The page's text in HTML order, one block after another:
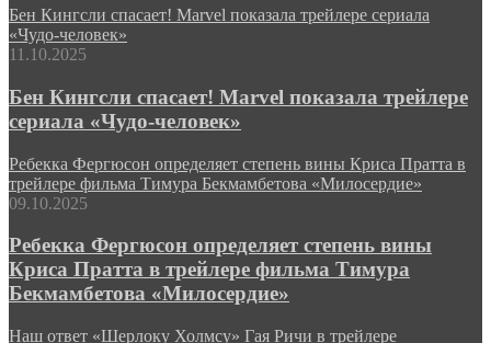
Бен Кингсли спасает! Marvel показала трейлере сериала
«Чудо-человек»
11.10.2025
Бен Кингсли спасает! Marvel показала трейлере
сериала «Чудо-человек»
Ребекка Фергюсон определяет степень вины Криса Пратта в
трейлере фильма Тимура Бекмамбетова «Милосердие»
09.10.2025
Ребекка Фергюсон определяет степень вины
Криса Пратта в трейлере фильма Тимура
Бекмамбетова «Милосердие»
Наш ответ «Шерлоку Холмсу» Гая Ричи в трейлере